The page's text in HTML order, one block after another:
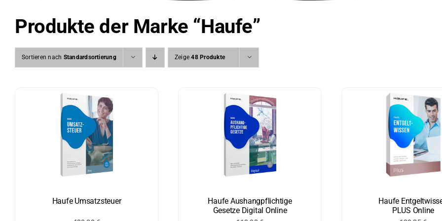
Produkte der Marke “Haufe”
Sortieren nach Standardsortierung Zeige48 Produkte
Haufe Umsatz­steuer
Haufe Aushangpflichtige
Gesetze Digital Online
Haufe
PLUS Online